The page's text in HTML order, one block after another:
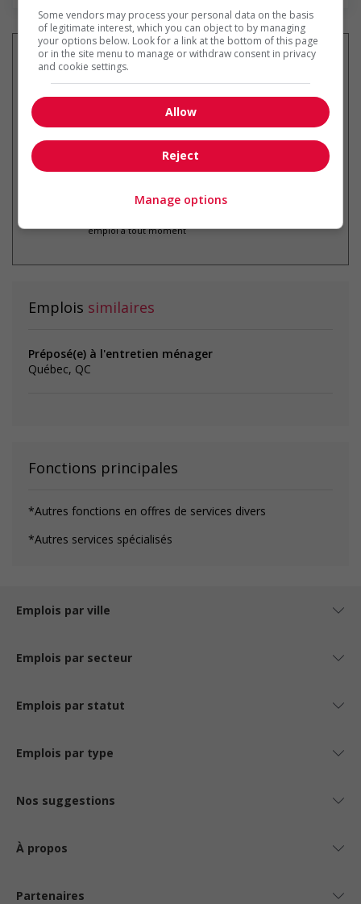
Recevez lesemplois similaires
par courriel
emploi à tout moment
Emplois similaires
Préposé(e) à l'entretien ménager
Québec, QC
Fonctions principales
*Autres fonctions en offres de services divers
*Autres services spécialisés
Emplois par ville
Emplois par secteur
Emplois par statut
Emplois par type
Nos suggestions
À propos
Partenaires
Some vendors may process your personal data on the basis
of legitimate interest, which you can object to by managing
your options below. Look for a link at the bottom of this page
or in the site menu to manage or withdraw consent in privacy
and cookie settings.
Allow
Reject
Manage options